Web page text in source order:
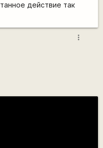
действие так
more_vert